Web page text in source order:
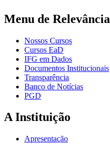
Menu de Relevância
Nossos Cursos
Cursos EaD
IFG em Dados
Documentos Institucionais
Transparência
Banco de Notícias
PGD
A Instituição
Apresentação